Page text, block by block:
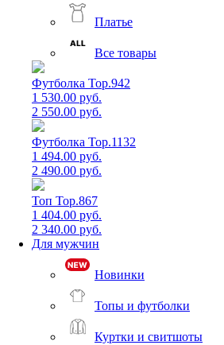
Платье
Все товары
Футболка Top.942
1 530.00 руб.
2 550.00 руб.
Футболка Top.1132
1 494.00 руб.
2 490.00 руб.
Топ Top.867
1 404.00 руб.
2 340.00 руб.
Для мужчин
Новинки
Топы и футболки
Куртки и свитшоты